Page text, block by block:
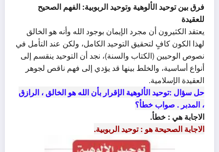
فرق بين توحيد الألوهية وتوحيد الربوبية: الفهم الصحيح
للعقيدة
يعتقد الكثيرون أن مجرد الإيمان بوجود الله وأنه هو الخالق
لهذا الكون كافٍ لتحقيق التوحيد الكامل، ولكن عند التأمل في
نصوص الوحيين (الكتاب والسنة)، نجد أن التوحيد ينقسم إلى
أنواع أساسية، والخلط بينها قد يؤدي إلى فهم ناقص لجوهر
العقيدة الإسلامية.
حل سؤال :توحيد الألوهية الإقرار بأن الله هو الخالق ، الرازق
، المدبر . صواب خطأ؟
الاجابة هي : خطأ.
الاجابة الصحيحة هو : توحيد الربوبية.